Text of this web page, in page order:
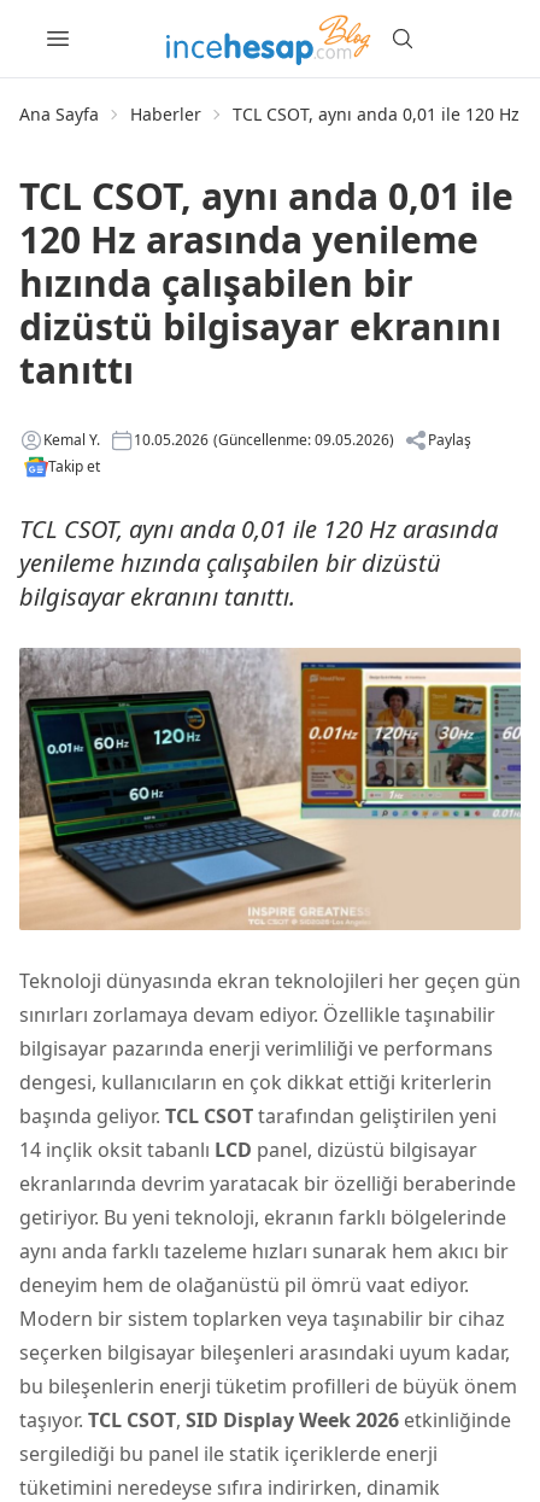
Ana Sayfa Haberler TCL CSOT, aynı anda 0,01 ile 120 Hz
TCL CSOT, aynı anda 0,01 ile
120 Hz arasında yenileme
hızında çalışabilen bir
dizüstü bilgisayar ekranını
tanıttı
Kemal Y. 10.05.2026 (Güncellenme: 09.05.2026)
Paylaş
Takip et
TCL CSOT, aynı anda 0,01 ile 120 Hz arasında
yenileme hızında çalışabilen bir dizüstü
bilgisayar ekranını tanıttı.
Teknoloji dünyasında ekran teknolojileri her geçen gün
sınırları zorlamaya devam ediyor. Özellikle taşınabilir
bilgisayar pazarında enerji verimliliği ve performans
dengesi, kullanıcıların en çok dikkat ettiği kriterlerin
başında geliyor. TCL CSOTtarafından geliştirilen yeni
14 inçlik oksit tabanlı LCD panel, dizüstü bilgisayar
ekranlarında devrim yaratacak bir özelliği beraberinde
getiriyor. Bu yeni teknoloji, ekranın farklı bölgelerinde
aynı anda farklı tazeleme hızları sunarak hem akıcı bir
deneyim hem de olağanüstü pil ömrü vaat ediyor.
Modern bir sistem toplarken veya taşınabilir bir cihaz
seçerken bilgisayar bileşenleri arasındaki uyum kadar,
bu bileşenlerin enerji tüketim profilleri de büyük önem
taşıyor. TCL CSOT, SID Display Week 2026 etkinliğinde
sergilediği bu panel ile statik içeriklerde enerji
tüketimini neredeyse sıfıra indirirken, dinamik